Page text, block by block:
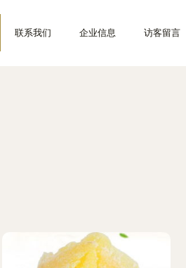
联系我们 企业信息 访客留言